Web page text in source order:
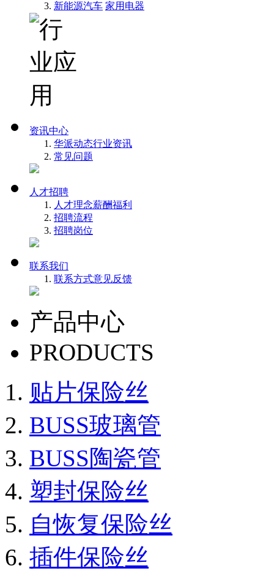
新能源汽车 家用电器
资讯中心
华派动态行业资讯
常见问题
人才招聘
人才理念薪酬福利
招聘流程
招聘岗位
联系我们
联系方式意见反馈
产品中心
PRODUCTS
贴片保险丝
BUSS玻璃管
BUSS陶瓷管
塑封保险丝
自恢复保险丝
插件保险丝